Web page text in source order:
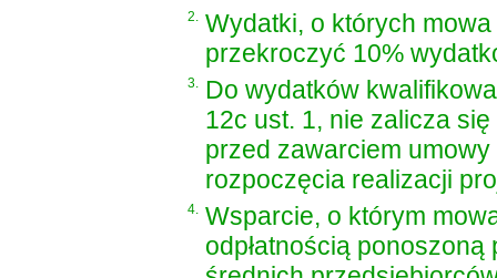
2. Wydatki, o których
przekroczyć 10%
3. Do wydatków
12c ust. 1, nie zalicza
przed zawarciem
rozpoczęcia realizacji
4. Wsparcie, o którym
odpłatnością